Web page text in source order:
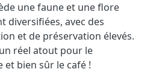
une faune et une flore
diversifiées, avec des
et de préservation élevés.
réel atout pour le
bien sûr le café !